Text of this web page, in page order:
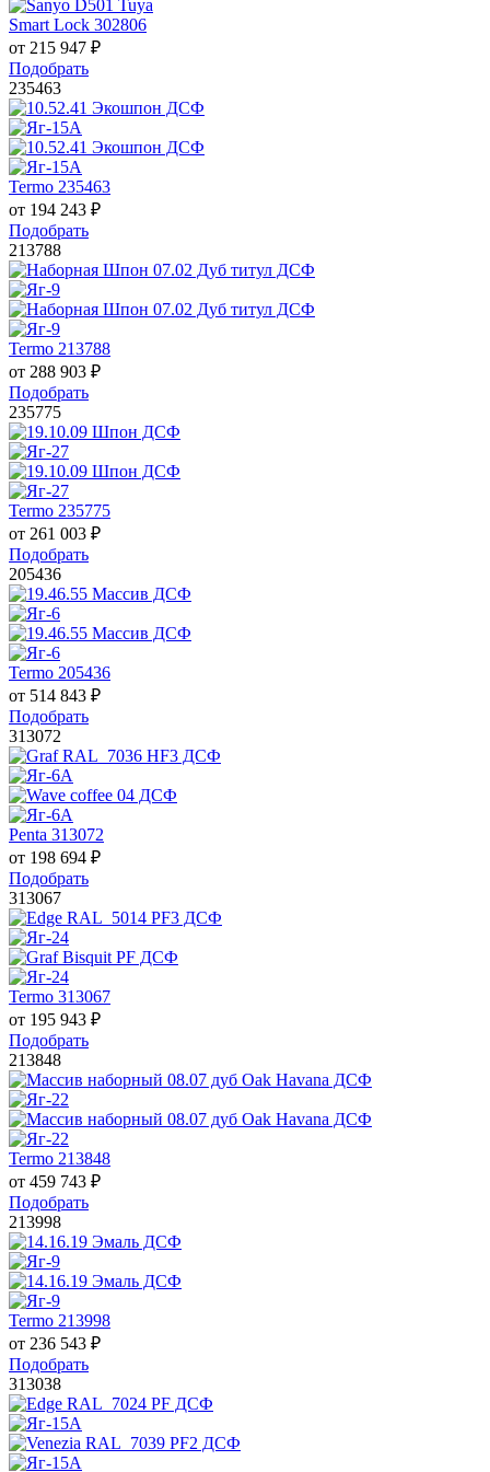
Smart Lock 302806
от 215 947 ₽
Подобрать
235463
Termo 235463
от 194 243 ₽
Подобрать
213788
Termo 213788
от 288 903 ₽
Подобрать
235775
Termo 235775
от 261 003 ₽
Подобрать
205436
Termo 205436
от 514 843 ₽
Подобрать
313072
Penta 313072
от 198 694 ₽
Подобрать
313067
Termo 313067
от 195 943 ₽
Подобрать
213848
Termo 213848
от 459 743 ₽
Подобрать
213998
Termo 213998
от 236 543 ₽
Подобрать
313038